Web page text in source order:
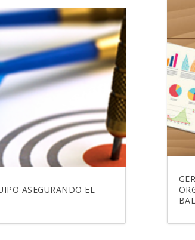
ASEGURANDO EL